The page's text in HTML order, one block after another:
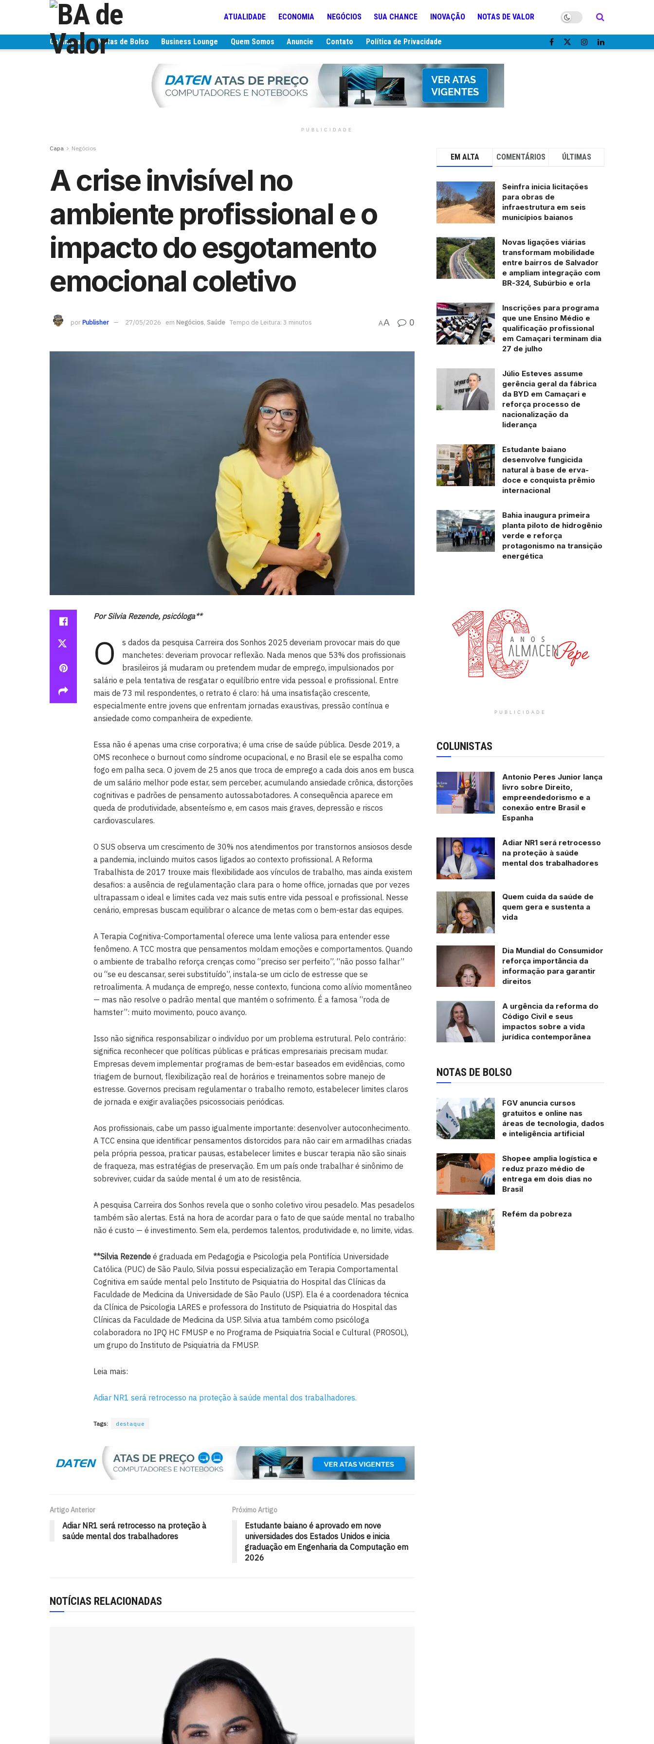
ATUALIDADE ECONOMIA NEGÓCIOS SUA CHANCE INOVAÇÃO NOTAS DE VALOR
Colunistas Notas de Bolso Business Lounge Quem Somos Anuncie Contato Política de Privacidade
PUBLICIDADE
Capa Negócios
A crise invisível no
ambiente profissional e o
impacto do esgotamento
emocional coletivo
porPublisher 27/05/2026 em Negócios, Saúde Tempo de Leitura: 3 minutos AA 0
Por Silvia Rezende, psicóloga**
O
s dados da pesquisa Carreira dos Sonhos 2025 deveriam provocar mais do que
manchetes: deveriam provocar reflexão. Nada menos que 53% dos profissionais
brasileiros já mudaram ou pretendem mudar de emprego, impulsionados por
salário e pela tentativa de resgatar o equilíbrio entre vida pessoal e profissional. Entre
mais de 73 mil respondentes, o retrato é claro: há uma insatisfação crescente,
especialmente entre jovens que enfrentam jornadas exaustivas, pressão contínua e
ansiedade como companheira de expediente.
Essa não é apenas uma crise corporativa; é uma crise de saúde pública. Desde 2019, a
OMS reconhece o burnout como síndrome ocupacional, e no Brasil ele se espalha como
fogo em palha seca. O jovem de 25 anos que troca de emprego a cada dois anos em busca
de um salário melhor pode estar, sem perceber, acumulando ansiedade crônica, distorções
cognitivas e padrões de pensamento autossabotadores. A consequência aparece em
queda de produtividade, absenteísmo e, em casos mais graves, depressão e riscos
cardiovasculares.
O SUS observa um crescimento de 30% nos atendimentos por transtornos ansiosos desde
a pandemia, incluindo muitos casos ligados ao contexto profissional. A Reforma
Trabalhista de 2017 trouxe mais flexibilidade aos vínculos de trabalho, mas ainda existem
desafios: a ausência de regulamentação clara para o home office, jornadas que por vezes
ultrapassam o ideal e limites cada vez mais sutis entre vida pessoal e profissional. Nesse
cenário, empresas buscam equilibrar o alcance de metas com o bem-estar das equipes.
A Terapia Cognitiva-Comportamental oferece uma lente valiosa para entender esse
fenômeno. A TCC mostra que pensamentos moldam emoções e comportamentos. Quando
o ambiente de trabalho reforça crenças como “preciso ser perfeito”, “não posso falhar”
ou “se eu descansar, serei substituído”, instala-se um ciclo de estresse que se
retroalimenta. A mudança de emprego, nesse contexto, funciona como alívio momentâneo
— mas não resolve o padrão mental que mantém o sofrimento. É a famosa “roda de
hamster”: muito movimento, pouco avanço.
Isso não significa responsabilizar o indivíduo por um problema estrutural. Pelo contrário:
significa reconhecer que políticas públicas e práticas empresariais precisam mudar.
Empresas devem implementar programas de bem-estar baseados em evidências, como
triagem de burnout, flexibilização real de horários e treinamentos sobre manejo de
estresse. Governos precisam regulamentar o trabalho remoto, estabelecer limites claros
de jornada e exigir avaliações psicossociais periódicas.
Aos profissionais, cabe um passo igualmente importante: desenvolver autoconhecimento.
A TCC ensina que identificar pensamentos distorcidos para não cair em armadilhas criadas
pela própria pessoa, praticar pausas, estabelecer limites e buscar terapia não são sinais
de fraqueza, mas estratégias de preservação. Em um país onde trabalhar é sinônimo de
sobreviver, cuidar da saúde mental é um ato de resistência.
A pesquisa Carreira dos Sonhos revela que o sonho coletivo virou pesadelo. Mas pesadelos
também são alertas. Está na hora de acordar para o fato de que saúde mental no trabalho
não é custo — é investimento. Sem ela, perdemos talentos, produtividade e, no limite, vidas.
**Silvia Rezende é graduada em Pedagogia e Psicologia pela Pontifícia Universidade
Católica (PUC) de São Paulo, Silvia possui especialização em Terapia Comportamental
Cognitiva em saúde mental pelo Instituto de Psiquiatria do Hospital das Clínicas da
Faculdade de Medicina da Universidade de São Paulo (USP). Ela é a coordenadora técnica
da Clínica de Psicologia LARES e professora do Instituto de Psiquiatria do Hospital das
Clínicas da Faculdade de Medicina da USP. Silvia atua também como psicóloga
colaboradora no IPQ HC FMUSP e no Programa de Psiquiatria Social e Cultural (PROSOL),
um grupo do Instituto de Psiquiatria da FMUSP.
Leia mais:
Adiar NR1 será retrocesso na proteção à saúde mental dos trabalhadores.
Tags: destaque
Artigo Anterior
Adiar NR1 será retrocesso na proteção à
saúde mental dos trabalhadores
Próximo Artigo
Estudante baiano é aprovado em nove
universidades dos Estados Unidos e inicia
graduação em Engenharia da Computação em
2026
NOTÍCIAS RELACIONADAS
EM ALTA COMENTÁRIOS ÚLTIMAS
Seinfra inicia licitações
para obras de
infraestrutura em seis
municípios baianos
Novas ligações viárias
transformam mobilidade
entre bairros de Salvador
e ampliam integração com
BR-324, Subúrbio e orla
Inscrições para programa
que une Ensino Médio e
qualificação profissional
em Camaçari terminam dia
27 de julho
Júlio Esteves assume
gerência geral da fábrica
da BYD em Camaçari e
reforça processo de
nacionalização da
liderança
Estudante baiano
desenvolve fungicida
natural à base de erva-
doce e conquista prêmio
internacional
Bahia inaugura primeira
planta piloto de hidrogênio
verde e reforça
protagonismo na transição
energética
PUBLICIDADE
COLUNISTAS
Antonio Peres Junior lança
livro sobre Direito,
empreendedorismo e a
conexão entre Brasil e
Espanha
Adiar NR1 será retrocesso
na proteção à saúde
mental dos trabalhadores
Quem cuida da saúde de
quem gera e sustenta a
vida
Dia Mundial do Consumidor
reforça importância da
informação para garantir
direitos
A urgência da reforma do
Código Civil e seus
impactos sobre a vida
jurídica contemporânea
NOTAS DE BOLSO
FGV anuncia cursos
gratuitos e online nas
áreas de tecnologia, dados
e inteligência artificial
Shopee amplia logística e
reduz prazo médio de
entrega em dois dias no
Brasil
Refém da pobreza